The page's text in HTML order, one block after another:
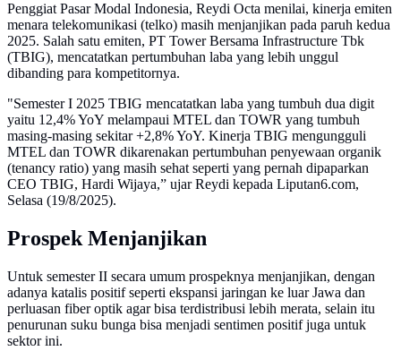
Penggiat Pasar Modal Indonesia, Reydi Octa menilai, kinerja emiten
menara telekomunikasi (telko) masih menjanjikan pada paruh kedua
2025. Salah satu emiten, PT Tower Bersama Infrastructure Tbk
(TBIG), mencatatkan pertumbuhan laba yang lebih unggul
dibanding para kompetitornya.
"Semester I 2025 TBIG mencatatkan laba yang tumbuh dua digit
yaitu 12,4% YoY melampaui MTEL dan TOWR yang tumbuh
masing-masing sekitar +2,8% YoY. Kinerja TBIG mengungguli
MTEL dan TOWR dikarenakan pertumbuhan penyewaan organik
(tenancy ratio) yang masih sehat seperti yang pernah dipaparkan
CEO TBIG, Hardi Wijaya,” ujar Reydi kepada Liputan6.com,
Selasa (19/8/2025).
Prospek Menjanjikan
Untuk semester II secara umum prospeknya menjanjikan, dengan
adanya katalis positif seperti ekspansi jaringan ke luar Jawa dan
perluasan fiber optik agar bisa terdistribusi lebih merata, selain itu
penurunan suku bunga bisa menjadi sentimen positif juga untuk
sektor ini.